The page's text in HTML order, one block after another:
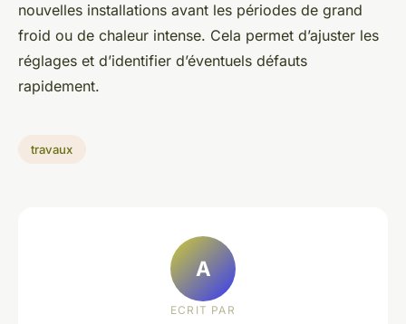
nouvelles installations avant les périodes de grand
froid ou de chaleur intense. Cela permet d’ajuster les
réglages et d’identifier d’éventuels défauts
rapidement.
travaux
A
ECRIT PAR